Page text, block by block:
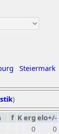
Steiermark
)
f Kerg elo+/-
0
0